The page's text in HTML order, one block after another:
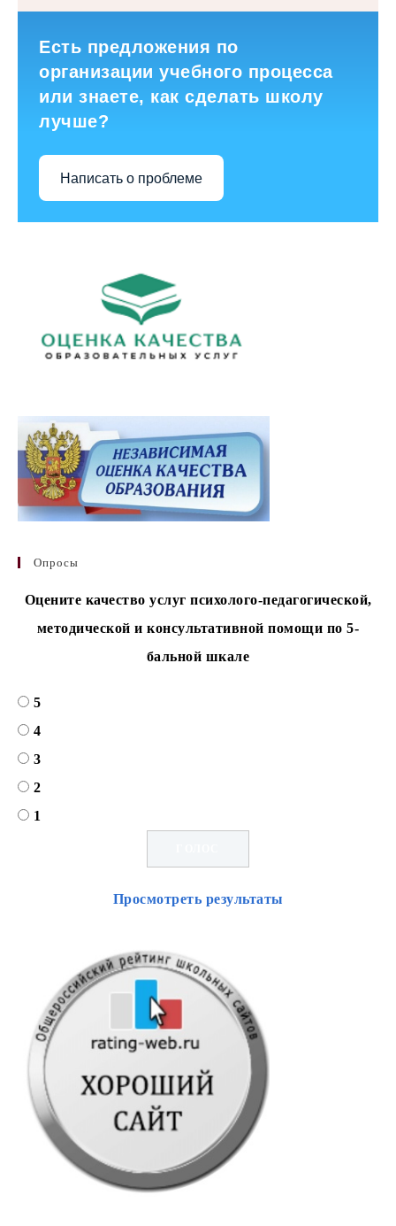
Есть предложения по
организации учебного процесса
или знаете, как сделать школу
лучше?
Написать о проблеме
Опросы
Оцените качество услуг психолого-педагогической,
методической и консультативной помощи по 5-
бальной шкале
5
4
3
2
1
Просмотреть результаты